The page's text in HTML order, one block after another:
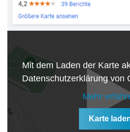
Mit dem Laden der Karte
Datenschutzerklärung von
Mehr
Karte